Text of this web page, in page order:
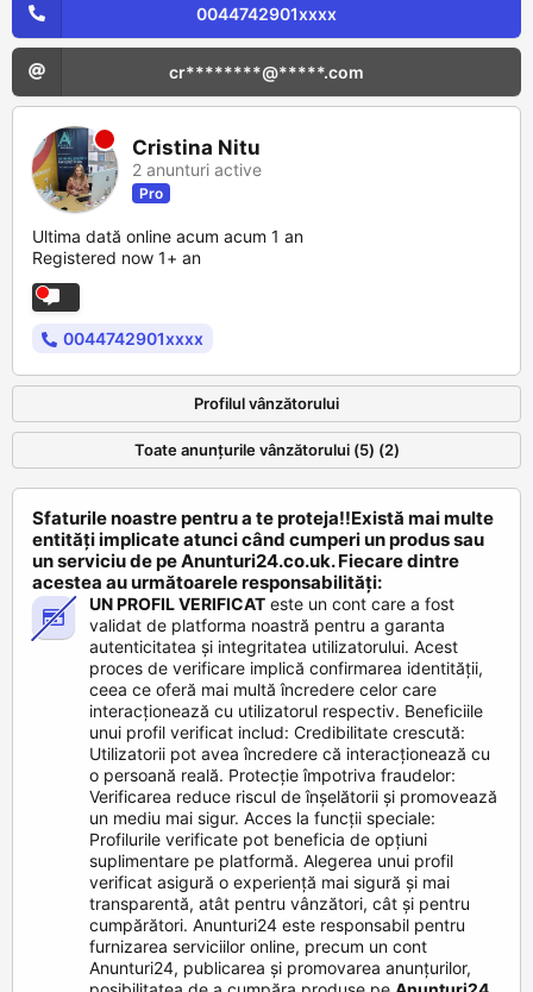
0044742901xxxx
cr********@*****.com
Cristina Nitu
2 anunturi active
Pro
Ultima dată online acum acum 1 an
Registered now 1+ an
0044742901xxxx
Profilul vânzătorului
Toate anunțurile vânzătorului (5) (2)
Sfaturile noastre pentru a te proteja!!Există mai multe
entități implicate atunci când cumperi un produs sau
un serviciu de pe Anunturi24.co.uk. Fiecare dintre
acestea au următoarele responsabilități:
UN PROFIL VERIFICAT este un cont care a fost
validat de platforma noastră pentru a garanta
autenticitatea și integritatea utilizatorului. Acest
proces de verificare implică confirmarea identității,
ceea ce oferă mai multă încredere celor care
interacționează cu utilizatorul respectiv. Beneficiile
unui profil verificat includ: Credibilitate crescută:
Utilizatorii pot avea încredere că interacționează cu
o persoană reală. Protecție împotriva fraudelor:
Verificarea reduce riscul de înșelătorii și promovează
un mediu mai sigur. Acces la funcții speciale:
Profilurile verificate pot beneficia de opțiuni
suplimentare pe platformă. Alegerea unui profil
verificat asigură o experiență mai sigură și mai
transparentă, atât pentru vânzători, cât și pentru
cumpărători. Anunturi24 este responsabil pentru
furnizarea serviciilor online, precum un cont
Anunturi24, publicarea și promovarea anunțurilor,